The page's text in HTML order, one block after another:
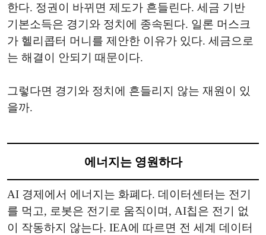
한다. 정권이 바뀌면 제도가 흔들린다. 세금 기반
기본소득은 경기와 정치에 종속된다. 일론 머스크
가 헬리콥터 머니를 제안한 이유가 있다. 세금으로
는 해결이 안되기 때문이다.
그렇다면 경기와 정치에 흔들리지 않는 재원이 있
을까.
에너지는 영원하다
AI 경제에서 에너지는 화폐다. 데이터센터는 전기
를 먹고, 로봇은 전기로 움직이며, AI칩은 전기 없
이 작동하지 않는다. IEA에 따르면 전 세계 데이터